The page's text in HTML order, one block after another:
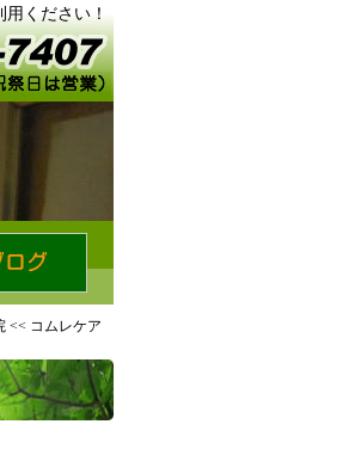
ください！
<< コムレケア